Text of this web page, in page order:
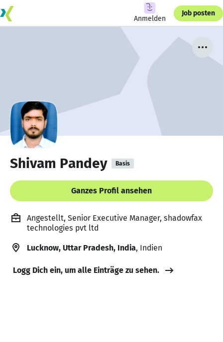
Anmelden
Job posten
Shivam Pandey Basis
Ganzes Profil ansehen
Angestellt, Senior Executive Manager, shadowfax
technologies pvt ltd
Lucknow, Uttar Pradesh, India, Indien
Logg Dich ein, um alle Einträge zu sehen.